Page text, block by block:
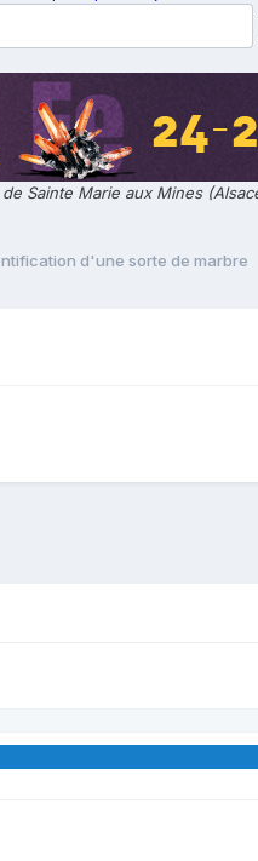
Sainte Marie aux Mines
d'une sorte de marbre